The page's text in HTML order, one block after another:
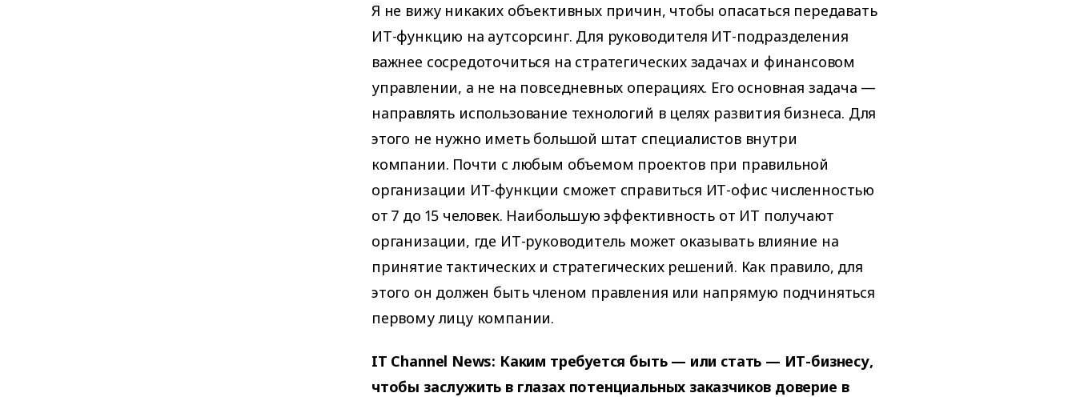
Я не вижу никаких объективных причин, чтобы опасаться передавать
ИТ-функцию на аутсорсинг. Для руководителя ИТ-подразделения
важнее сосредоточиться на стратегических задачах и финансовом
управлении, а не на повседневных операциях. Его основная задача —
направлять использование технологий в целях развития бизнеса. Для
этого не нужно иметь большой штат специалистов внутри
компании. Почти с любым объемом проектов при правильной
организации ИТ-функции сможет справиться ИТ-офис численностью
от 7 до 15 человек. Наибольшую эффективность от ИТ получают
организации, где ИТ-руководитель может оказывать влияние на
принятие тактических и стратегических решений. Как правило, для
этого он должен быть членом правления или напрямую подчиняться
первому лицу компании.
IT Channel News: Каким требуется быть — или стать — ИТ-бизнесу,
чтобы заслужить в глазах потенциальных заказчиков доверие в